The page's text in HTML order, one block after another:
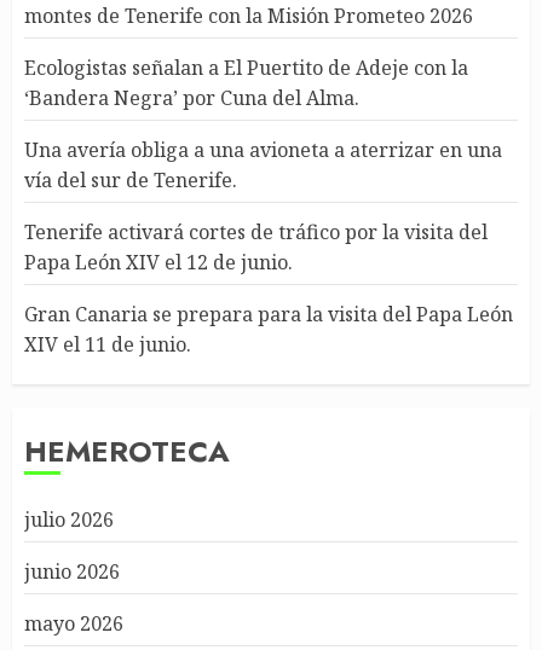
montes de Tenerife con la Misión Prometeo 2026
Ecologistas señalan a El Puertito de Adeje con la
‘Bandera Negra’ por Cuna del Alma.
Una avería obliga a una avioneta a aterrizar en una
vía del sur de Tenerife.
Tenerife activará cortes de tráfico por la visita del
Papa León XIV el 12 de junio.
Gran Canaria se prepara para la visita del Papa León
XIV el 11 de junio.
HEMEROTECA
julio 2026
junio 2026
mayo 2026